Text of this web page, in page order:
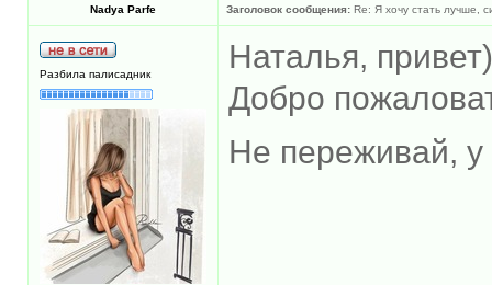
Nadya Parfe Заголовок сообщения: Re: Я хочу стать лучше,
Разбила палисадник
Наталья, привет)
Добро
Не переживай, у